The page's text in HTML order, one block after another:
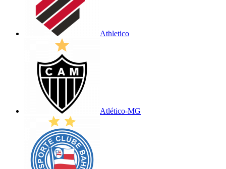
Athletico
Atlético-MG